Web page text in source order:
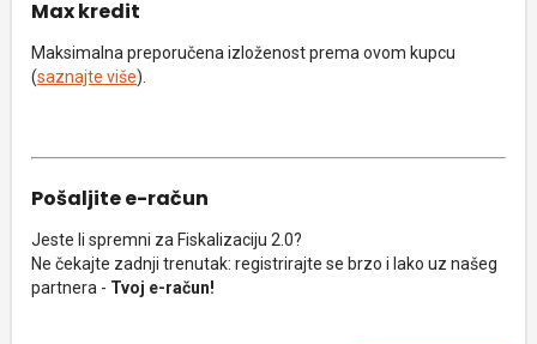
Max kredit
Maksimalna preporučena izloženost prema ovom kupcu
(saznajte više).
Pošaljite e-račun
Jeste li spremni za Fiskalizaciju 2.0?
Ne čekajte zadnji trenutak: registrirajte se brzo i lako uz našeg
partnera - Tvoj e-račun!